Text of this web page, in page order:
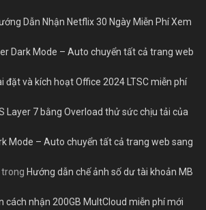
Dẫn Nhận Netflix 30 Ngày Miễn Phí Xem
Dark Mode – Auto chuyển tất cả trang web
đặt và kích hoạt Office 2024 LTSC miễn phí
Layer 7 bằng Overload thử sức chịu tải của
Mode – Auto chuyển tất cả trang web sang
trong Hướng dẫn chế ảnh số dư tài khoản MB
cách nhận 200GB MultCloud miễn phí mới